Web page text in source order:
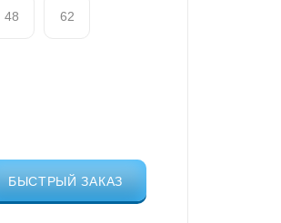
48 62
БЫСТРЫЙ ЗАКАЗ